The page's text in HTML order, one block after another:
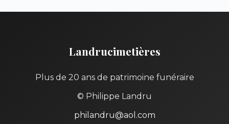
Landrucimetières
Plus de 20 ans de patrimoine funéraire
© Philippe Landru
philandru@aol.com